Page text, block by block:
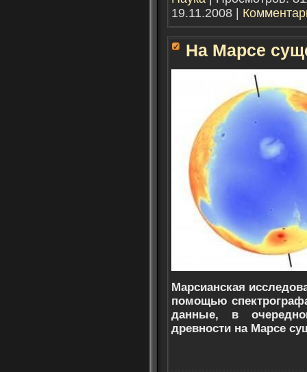
19.11.2008 |
На Марсе
Марсианская
помощью
данные, в
древности на Марсе